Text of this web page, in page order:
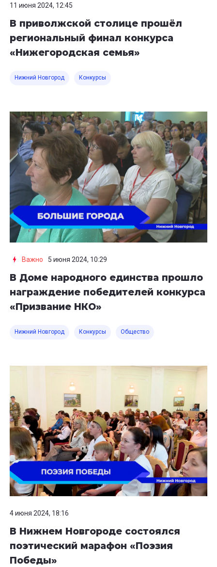
11 июня 2024, 12:45
В приволжской столице прошёл
региональный финал конкурса
«Нижегородская семья»
Нижний Новгород Конкурсы
Важно 5 июня 2024, 10:29
В Доме народного единства прошло
награждение победителей конкурса
«Призвание НКО»
Нижний Новгород Конкурсы Общество
4 июня 2024, 18:16
В Нижнем Новгороде состоялся
поэтический марафон «Поэзия
Победы»